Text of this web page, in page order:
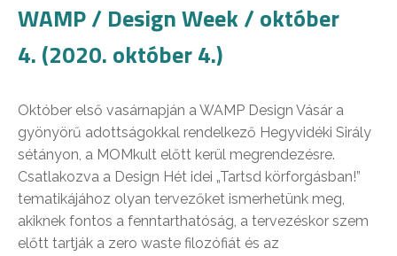
WAMP / Design Week / október
4. (2020. október 4.)
Október első vasárnapján a WAMP Design Vásár a
gyönyörű adottságokkal rendelkező Hegyvidéki Sirály
sétányon, a MOMkult előtt kerül megrendezésre.
Csatlakozva a Design Hét idei „Tartsd körforgásban!”
tematikájához olyan tervezőket ismerhetünk meg,
akiknek fontos a fenntarthatóság, a tervezéskor szem
előtt tartják a zero waste filozófiát és az